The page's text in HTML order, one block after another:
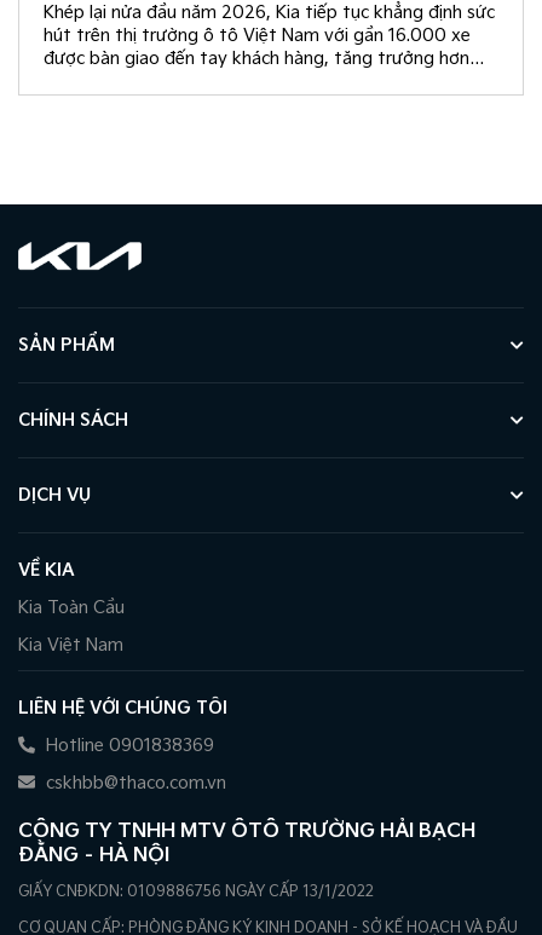
Khép lại nửa đầu năm 2026, Kia tiếp tục khẳng định sức
hút trên thị trường ô tô Việt Nam với gần 16.000 xe
được bàn giao đến tay khách hàng, tăng trưởng hơn
SẢN PHẨM
CHÍNH SÁCH
DỊCH VỤ
VỀ KIA
Kia Toàn Cầu
Kia Việt Nam
LIÊN HỆ VỚI CHÚNG TÔI
Hotline 0901838369
cskhbb@thaco.com.vn
CÔNG TY TNHH MTV ÔTÔ TRƯỜNG HẢI BẠCH
ĐẰNG – HÀ NỘI
GIẤY CNĐKDN: 0109886756 NGÀY CẤP 13/1/2022
CƠ QUAN CẤP: PHÒNG ĐĂNG KÝ KINH DOANH - SỞ KẾ HOẠCH VÀ ĐẦU